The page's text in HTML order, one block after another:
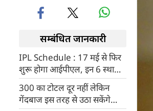
सम्बंधित जानकारी
IPL Schedule : 17 मई से फिर
शुरू होगा आईपीएल, इन 6 स्थानों
पर होगा बाकी का कार्यक्रम
300 का टोटल दूर नहीं लेकिन
गेंदबाज इस तरह से उठा सकेंगे